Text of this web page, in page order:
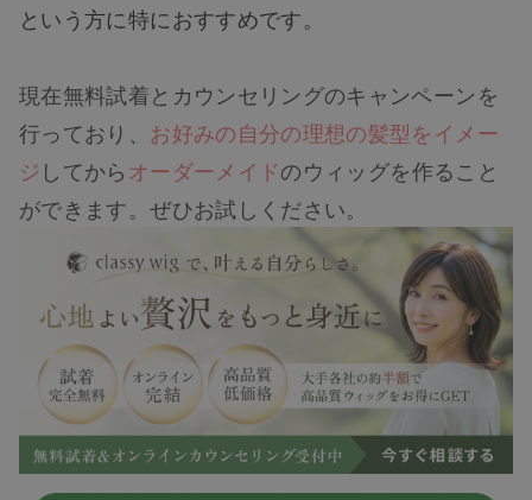
という方に特におすすめです。
現在無料試着とカウンセリングのキャンペーンを
行っており、 お好みの自分の理想の髪型をイメー
ジしてから オーダーメイドのウィッグを作ること
ができます。ぜひお試しください。